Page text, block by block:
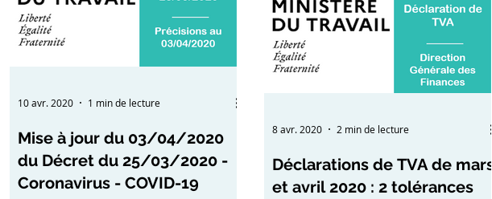
Mise à jour du 03/04/2020
du Décret du 25/03/2020 -
Coronavirus - COVID-19
10 avr. 2020 1 min de lecture
Déclarations de TVA de mars
et avril 2020 : 2 tolérances
8 avr. 2020 2 min de lecture